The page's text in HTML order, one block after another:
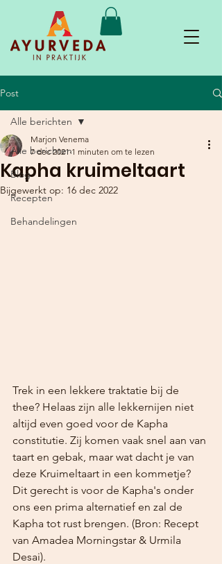
Post
Alle berichten
Blog
Recepten
Behandelingen
Alle berichten
Kapha kruimeltaart
Marjon Venema
7 dec 2021 1 minuten om te lezen
Bijgewerkt op: 16 dec 2022
Trek in een lekkere traktatie bij de
thee? Helaas zijn alle lekkernijen niet
altijd even goed voor de Kapha
constitutie. Zij komen vaak snel aan van
taart en gebak, maar wat dacht je van
deze Kruimeltaart in een kommetje?
Dit gerecht is voor de Kapha's onder
ons een prima alternatief en zal de
Kapha tot rust brengen. (Bron: Recept
van Amadea Morningstar & Urmila
Desai).